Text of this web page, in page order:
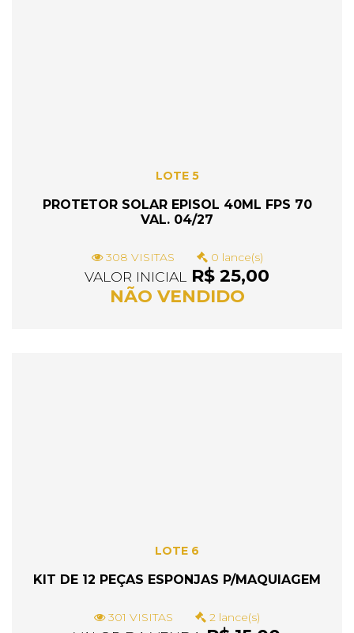
LOTE 5
PROTETOR SOLAR EPISOL 40ML FPS 70
VAL. 04/27
308 VISITAS 0 lance(s)
VALOR INICIAL
R$ 25,00
NÃO VENDIDO
LOTE 6
KIT DE 12 PEÇAS ESPONJAS P/MAQUIAGEM
301 VISITAS 2 lance(s)